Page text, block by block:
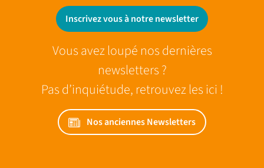
Inscrivez vous à notre newsletter
Vous avez loupé nos dernières
newsletters ?
Pas d’inquiétude, retrouvez les ici !
Nos anciennes Newsletters